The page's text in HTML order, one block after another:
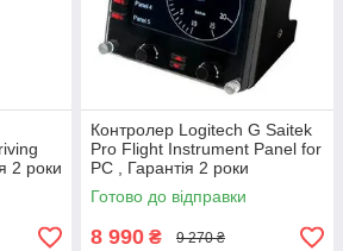
2 роки
Контролер Logitech G Saitek
Pro Flight Instrument Panel for
PC , Гарантія 2 роки
Готово до відправки
8 990 ₴ 9 270 ₴